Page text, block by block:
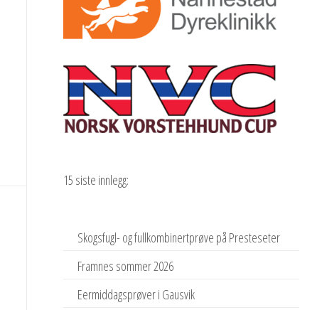
15 siste innlegg:
Skogsfugl- og fullkombinertprøve på Presteseter
Framnes sommer 2026
Eermiddagsprøver i Gausvik